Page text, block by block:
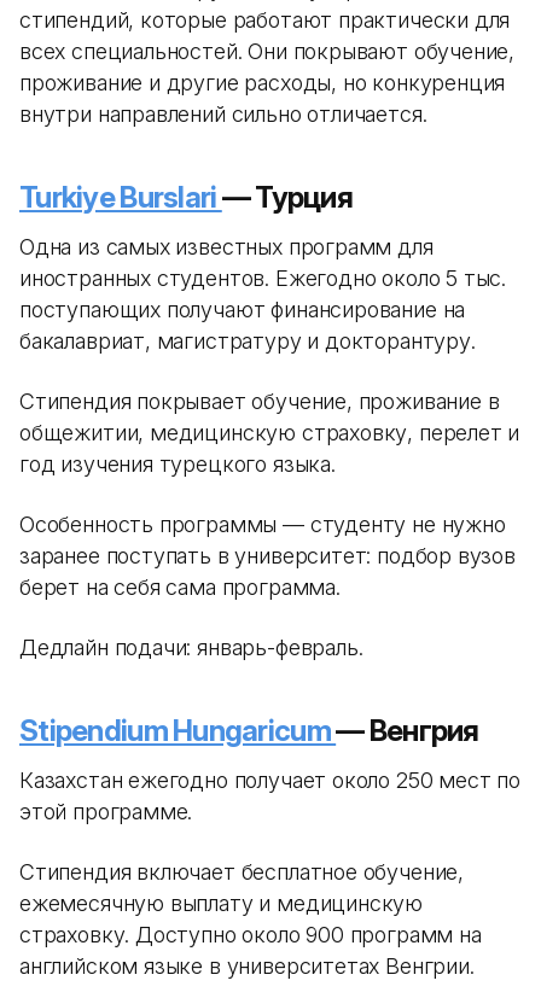
стипендий, которые работают практически для
всех специальностей. Они покрывают обучение,
проживание и другие расходы, но конкуренция
внутри направлений сильно отличается.
Turkiye Burslari— Турция
Одна из самых известных программ для
иностранных студентов. Ежегодно около 5 тыс.
поступающих получают финансирование на
бакалавриат, магистратуру и докторантуру.
Стипендия покрывает обучение, проживание в
общежитии, медицинскую страховку, перелет и
год изучения турецкого языка.
Особенность программы — студенту не нужно
заранее поступать в университет: подбор вузов
берет на себя сама программа.
Дедлайн подачи: январь-февраль.
Stipendium Hungaricum— Венгрия
Казахстан ежегодно получает около 250 мест по
этой программе.
Стипендия включает бесплатное обучение,
ежемесячную выплату и медицинскую
страховку. Доступно около 900 программ на
английском языке в университетах Венгрии.